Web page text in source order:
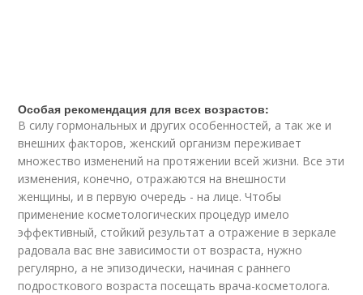
Особая рекомендация для всех возрастов:
В силу гормональных и других особенностей, а так же и
внешних факторов, женский организм переживает
множество изменений на протяжении всей жизни. Все эти
изменения, конечно, отражаются на внешности
женщины, и в первую очередь - на лице. Чтобы
применение косметологических процедур имело
эффективный, стойкий результат а отражение в зеркале
радовала вас вне зависимости от возраста, нужно
регулярно, а не эпизодически, начиная с раннего
подросткового возраста посещать врача-косметолога.